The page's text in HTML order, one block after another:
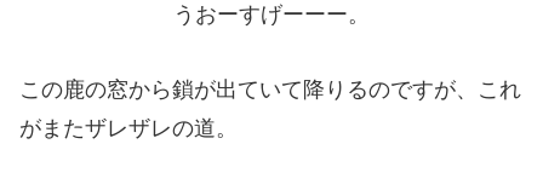
うおーすげーーー。
この鹿の窓から鎖が出ていて降りるのですが、これ
がまたザレザレの道。